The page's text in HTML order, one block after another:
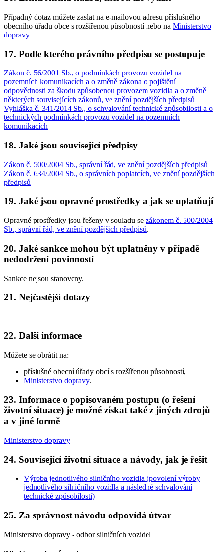
Případný dotaz můžete zaslat na e-mailovou adresu příslušného
obecního úřadu obce s rozšířenou působností nebo na Ministerstvo
dopravy.
17. Podle kterého právního předpisu se postupuje
Zákon č. 56/2001 Sb., o podmínkách provozu vozidel na
pozemních komunikacích a o změně zákona o pojištění
odpovědnosti za škodu způsobenou provozem vozidla a o změně
některých souvisejících zákonů, ve znění pozdějších předpisů
Vyhláška č. 341/2014 Sb., o schvalování technické způsobilosti a o
technických podmínkách provozu vozidel na pozemních
komunikacích
18. Jaké jsou související předpisy
Zákon č. 500/2004 Sb., správní řád, ve znění pozdějších předpisů
Zákon č. 634/2004 Sb., o správních poplatcích, ve znění pozdějších
předpisů
19. Jaké jsou opravné prostředky a jak se uplatňují
Opravné prostředky jsou řešeny v souladu se zákonem č. 500/2004
Sb., správní řád, ve znění pozdějších předpisů.
20. Jaké sankce mohou být uplatněny v případě
nedodržení povinností
Sankce nejsou stanoveny.
21. Nejčastější dotazy
22. Další informace
Můžete se obrátit na:
příslušné obecní úřady obcí s rozšířenou působností,
Ministerstvo dopravy.
23. Informace o popisovaném postupu (o řešení
životní situace) je možné získat také z jiných zdrojů
a v jiné formě
Ministerstvo dopravy
24. Související životní situace a návody, jak je řešit
Výroba jednotlivého silničního vozidla (povolení výroby
jednotlivého silničního vozidla a následné schvalování
technické způsobilosti)
25. Za správnost návodu odpovídá útvar
Ministerstvo dopravy - odbor silničních vozidel